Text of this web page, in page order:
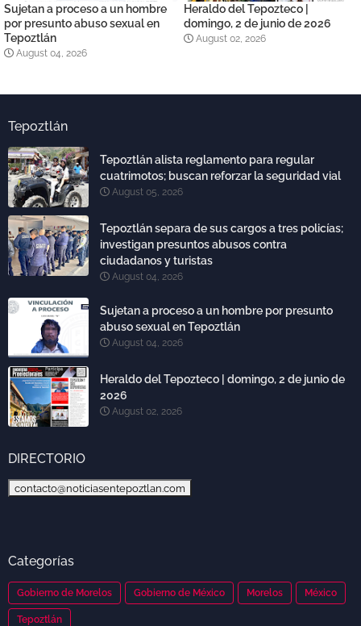
Sujetan a proceso a un hombre
por presunto abuso sexual en
Tepoztlán
August 04, 2026
Heraldo del Tepozteco |
domingo, 2 de junio de 2026
August 02, 2026
Tepoztlán
Tepoztlán alista reglamento para regular
cuatrimotos; buscan reforzar la seguridad vial
August 05, 2026
Tepoztlán separa de sus cargos a tres policías;
investigan presuntos abusos contra
ciudadanos y turistas
August 04, 2026
Sujetan a proceso a un hombre por presunto
abuso sexual en Tepoztlán
August 04, 2026
Heraldo del Tepozteco | domingo, 2 de junio de
2026
August 02, 2026
DIRECTORIO
contacto@noticiasentepoztlan.com
Categorías
Gobierno de Morelos Gobierno de México Morelos México
Tepoztlán